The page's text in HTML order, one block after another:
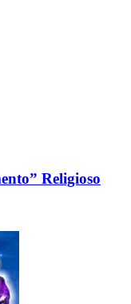
Religioso